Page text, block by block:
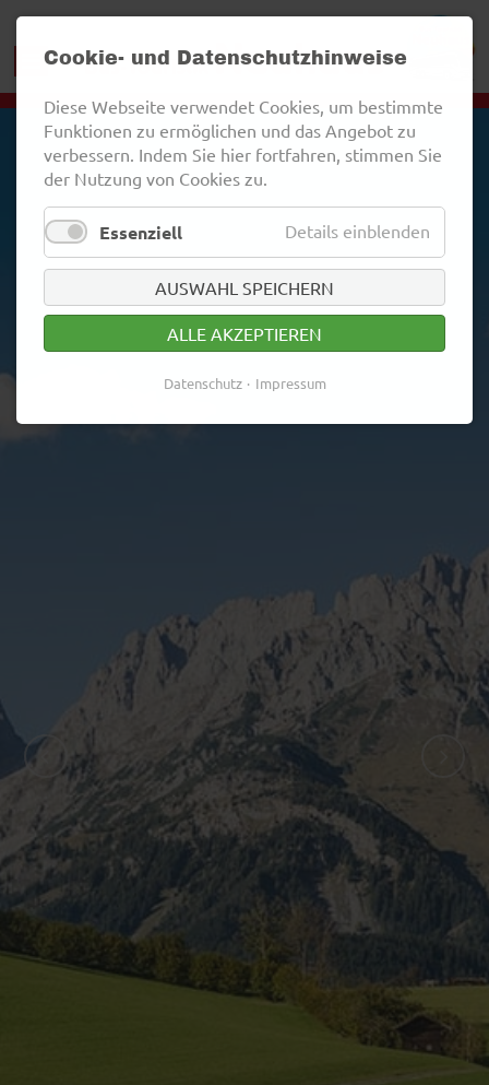
ZURÜCK
Cookie- und Datenschutzhinweise
Diese Webseite verwendet Cookies, um bestimmte
Funktionen zu ermöglichen und das Angebot zu
verbessern. Indem Sie hier fortfahren, stimmen Sie
der Nutzung von Cookies zu.
Essenziell Details einblenden
AUSWAHL SPEICHERN
ALLE AKZEPTIEREN
Datenschutz Impressum